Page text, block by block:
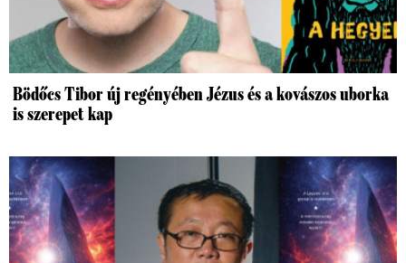
Bödőcs Tibor új regényében Jézus és a kovászos uborka
is szerepet kap